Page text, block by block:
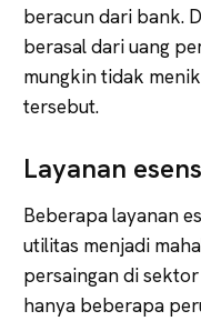
beracun dari bank.
berasal dari uang
mungkin tidak
tersebut.
Layanan
Beberapa layanan
utilitas menjadi
persaingan di
hanya beberapa